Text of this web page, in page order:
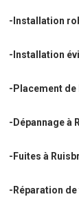
-Installation
-Installation
-Placement
-Dépannage à
-Fuites à
-Réparation